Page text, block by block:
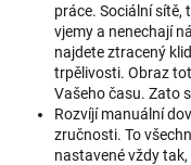
práce. Sociální sítě,
vjemy a nenechají
najdete ztracený
trpělivosti. Obraz
Vašeho času. Zato
Rozvíjí manuální
zručnosti. To
nastavené vždy